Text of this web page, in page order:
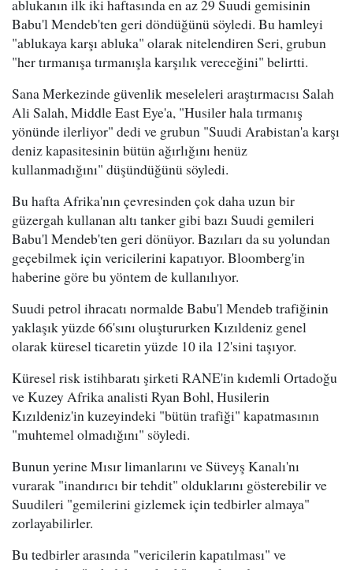
ablukanın ilk iki haftasında en az 29 Suudi gemisinin
Babu'l Mendeb'ten geri döndüğünü söyledi. Bu hamleyi
"ablukaya karşı abluka" olarak nitelendiren Seri, grubun
"her tırmanışa tırmanışla karşılık vereceğini" belirtti.
Sana Merkezinde güvenlik meseleleri araştırmacısı Salah
Ali Salah, Middle East Eye'a, "Husiler hala tırmanış
yönünde ilerliyor" dedi ve grubun "Suudi Arabistan'a karşı
deniz kapasitesinin bütün ağırlığını henüz
kullanmadığını" düşündüğünü söyledi.
Bu hafta Afrika'nın çevresinden çok daha uzun bir
güzergah kullanan altı tanker gibi bazı Suudi gemileri
Babu'l Mendeb'ten geri dönüyor. Bazıları da su yolundan
geçebilmek için vericilerini kapatıyor. Bloomberg'in
haberine göre bu yöntem de kullanılıyor.
Suudi petrol ihracatı normalde Babu'l Mendeb trafiğinin
yaklaşık yüzde 66'sını oluştururken Kızıldeniz genel
olarak küresel ticaretin yüzde 10 ila 12'sini taşıyor.
Küresel risk istihbaratı şirketi RANE'in kıdemli Ortadoğu
ve Kuzey Afrika analisti Ryan Bohl, Husilerin
Kızıldeniz'in kuzeyindeki "bütün trafiği" kapatmasının
"muhtemel olmadığını" söyledi.
Bunun yerine Mısır limanlarını ve Süveyş Kanalı'nı
vurarak "inandırıcı bir tehdit" olduklarını gösterebilir ve
Suudileri "gemilerini gizlemek için tedbirler almaya"
zorlayabilirler.
Bu tedbirler arasında "vericilerin kapatılması" ve